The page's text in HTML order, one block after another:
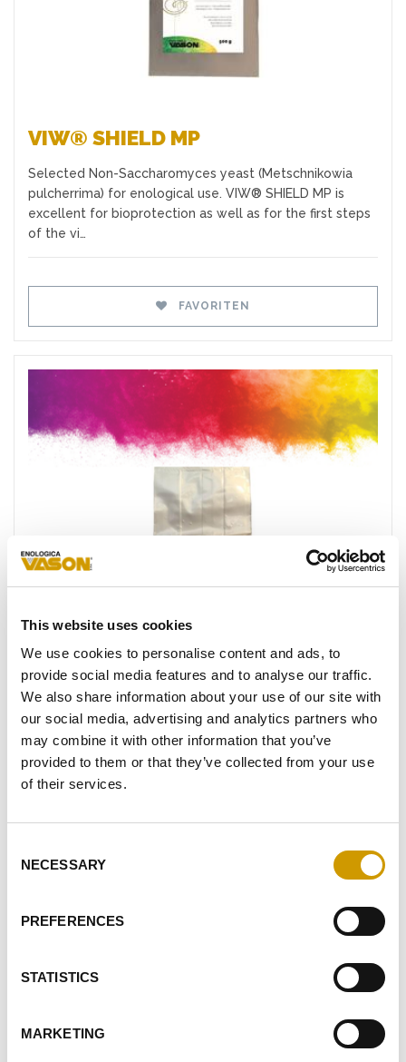
This website uses cookies
We use cookies to personalise content and ads, to
provide social media features and to analyse our traffic.
We also share information about your use of our site with
our social media, advertising and analytics partners who
may combine it with other information that you’ve
provided to them or that they’ve collected from your use
of their services.
Selection
NECESSARY
PREFERENCES
STATISTICS
MARKETING
VIW® SHIELD MP
Selected Non-Saccharomyces yeast (Metschnikowia
pulcherrima) for enological use. VIW® SHIELD MP is
excellent for bioprotection as well as for the first steps
of the vi…
FAVORITEN
Favoriten
VIW® FRUITY
VIW® FRUITY ist ein Hefestamm, der besonders für die
wird, die sich hauptsächlich durch intensive und